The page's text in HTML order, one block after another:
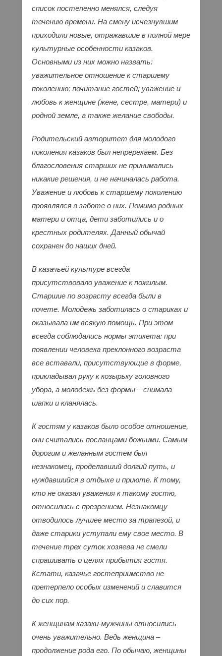
список постепенно менялся, следуя
течению времени. На смену исчезнувшим
приходили новые, отражавшие в полной мере
культурные особенности казаков.
Основными из них можно назвать:
уважительное отношение к старшему
поколению; почитание гостей; уважение и
любовь к женщине (жене, сестре, матери) и
родной земле, а также желание свободы.
Родительский авторитет для молодого
поколения казаков был непререкаем. Без
благословения старших не принимались
никакие решения, и не начиналась работа.
Уважение и любовь к старшему поколению
проявлялся в заботе о них. Помимо родных
матери и отца, дети заботились и о
крестных родителях. Данный обычай
сохранен до наших дней.
В казачьей культуре всегда
присутствовало уважение к пожилым.
Старшие по возрасту всегда были в
почете. Молодежь заботилась о стариках и
оказывала им всякую помощь. При этом
всегда соблюдались нормы этикета: при
появлении человека преклонного возраста
все вставали, присутствующие в форме,
прикладывал руку к козырьку головного
убора, а молодежь без формы – снимала
шапки и кланялась.
К гостям у казаков было особое отношение,
они считались посланцами божьими. Самым
дорогим и желанным гостем был
незнакомец, проделавший долгий путь, и
нуждавшийся в отдыхе и приюте. К тому,
кто не оказал уважения к такому гостю,
относились с презрением. Незнакомцу
отводилось лучшее место за трапезой, и
даже старики уступали ему свое место. В
течение трех суток хозяева не смели
спрашивать о целях прибытия гостя.
Кстати, казачье гостеприимство не
претерпело особых изменений и славится
до сих пор.
К женщинам казаки-мужчины относились
очень уважительно. Ведь женщина –
продолжение рода его. По обычаю, женщины